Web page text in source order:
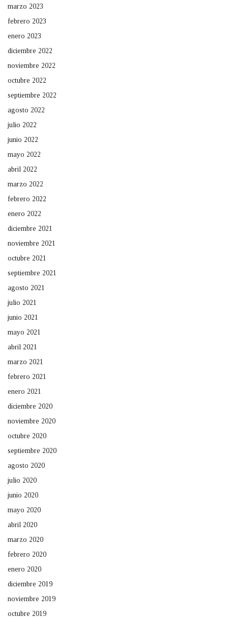
marzo 2023
febrero 2023
enero 2023
diciembre 2022
noviembre 2022
octubre 2022
septiembre 2022
agosto 2022
julio 2022
junio 2022
mayo 2022
abril 2022
marzo 2022
febrero 2022
enero 2022
diciembre 2021
noviembre 2021
octubre 2021
septiembre 2021
agosto 2021
julio 2021
junio 2021
mayo 2021
abril 2021
marzo 2021
febrero 2021
enero 2021
diciembre 2020
noviembre 2020
octubre 2020
septiembre 2020
agosto 2020
julio 2020
junio 2020
mayo 2020
abril 2020
marzo 2020
febrero 2020
enero 2020
diciembre 2019
noviembre 2019
octubre 2019